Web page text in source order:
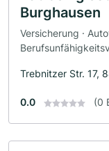
Burghausen
Versicherung ·
Trebnitzer Str. 17,
0.0 (0